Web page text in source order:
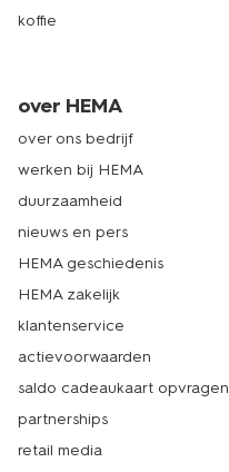
koffie
over HEMA
over ons bedrijf
werken bij HEMA
duurzaamheid
nieuws en pers
HEMA geschiedenis
HEMA zakelijk
klantenservice
actievoorwaarden
saldo cadeaukaart opvragen
partnerships
retail media